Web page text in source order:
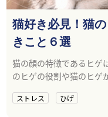
猫好き必見！猫
きこと６選
猫の顔の特徴であるヒゲ
のヒゲの役割や猫のヒゲ
ストレス ひげ